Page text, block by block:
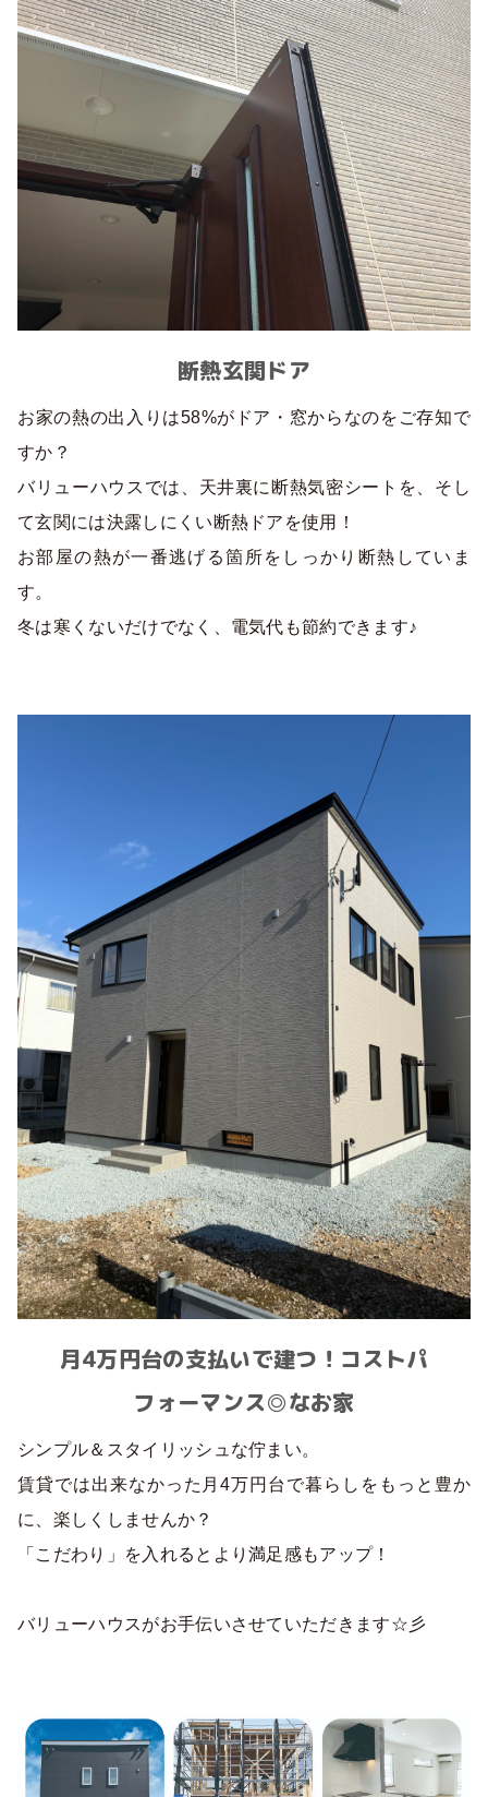
断熱玄関ドア
お家の熱の出入りは58%がドア・窓からなのをご存知で
すか？
バリューハウスでは、天井裏に断熱気密シートを、そし
て玄関には決露しにくい断熱ドアを使用！
お部屋の熱が一番逃げる箇所をしっかり断熱していま
す。
冬は寒くないだけでなく、電気代も節約できます♪
月4万円台の支払いで建つ！コストパ
フォーマンス◎なお家
シンプル＆スタイリッシュな佇まい。
賃貸では出来なかった月4万円台で暮らしをもっと豊か
に、楽しくしませんか？
「こだわり」を入れるとより満足感もアップ！
バリューハウスがお手伝いさせていただきます☆彡